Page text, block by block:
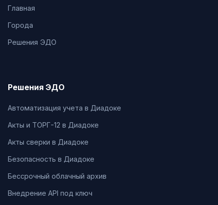
Главная
Города
Решения ЭДО
Решения ЭДО
Автоматизация учета в Диадоке
Акты и ТОРГ-12 в Диадоке
Акты сверки в Диадоке
Безопасность в Диадоке
Бессрочный облачный архив
Внедрение API под ключ